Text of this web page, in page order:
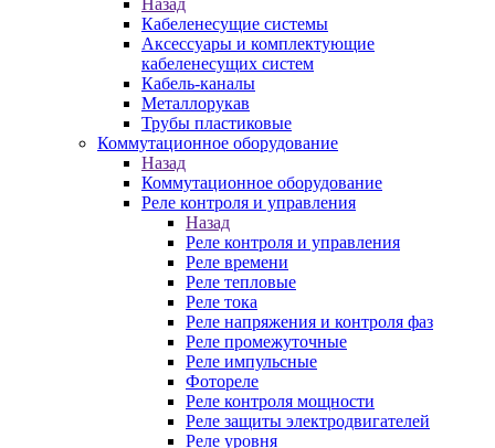
Назад
Кабеленесущие системы
Аксессуары и комплектующие
кабеленесущих систем
Кабель-каналы
Металлорукав
Трубы пластиковые
Коммутационное оборудование
Назад
Коммутационное оборудование
Реле контроля и управления
Назад
Реле контроля и управления
Реле времени
Реле тепловые
Реле тока
Реле напряжения и контроля фаз
Реле промежуточные
Реле импульсные
Фотореле
Реле контроля мощности
Реле защиты электродвигателей
Реле уровня